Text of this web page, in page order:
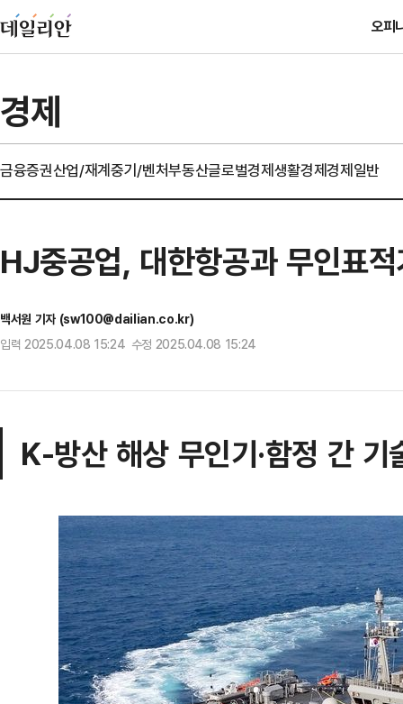
오피
경제
금융증권산업/재계중기/벤처부동산글로벌경제생활경제경제일반
HJ중공업, 대한항공과 무인표
백서원 기자 (sw100@dailian.co.kr)
입력 2025.04.08 15:24 수정 2025.04.08 15:24
K-방산 해상 무인기·함정 간 기